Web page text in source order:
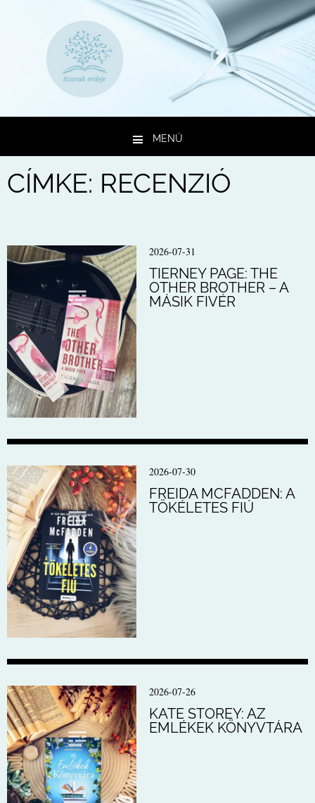
MENÜ
Kilépés a tartalomba
CÍMKE: RECENZIÓ
2026-07-31
TIERNEY PAGE: THE
OTHER BROTHER – A
MÁSIK FIVÉR
2026-07-30
FREIDA MCFADDEN: A
TÖKÉLETES FIÚ
2026-07-26
KATE STOREY: AZ
EMLÉKEK KÖNYVTÁRA